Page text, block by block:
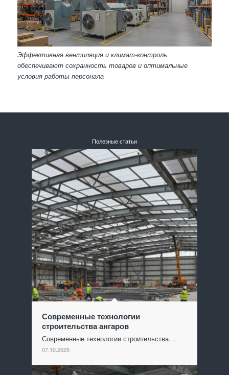
Эффективная вентиляция и климат-контроль
обеспечивают сохранность товаров и оптимальные
условия работы персонала
Полезные статьи
Современные технологии
строительства ангаров
Современные технологии строительства…
07.10.2025